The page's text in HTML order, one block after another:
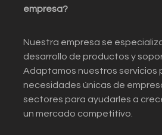
empresa?
Nuestra empresa se
desarrollo de productos y
Adaptamos nuestros servicios
necesidades únicas de
sectores para ayudarles a
un mercado competitivo.